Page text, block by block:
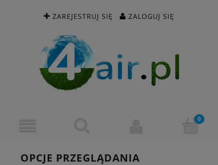
ZAREJESTRUJ SIĘ ZALOGUJ SIĘ
OPCJE PRZEGLĄDANIA